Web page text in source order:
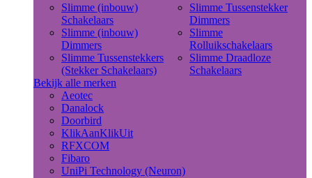
Slimme (inbouw)
Schakelaars
Slimme (inbouw)
Dimmers
Slimme Tussenstekkers
(Stekker Schakelaars)
Slimme Tussenstekker
Dimmers
Slimme
Rolluikschakelaars
Slimme Draadloze
Schakelaars
Bekijk alle merken
Aeotec
Danalock
Doorbird
KlikAanKlikUit
RFXCOM
Fibaro
UniPi Technology (Neuron)